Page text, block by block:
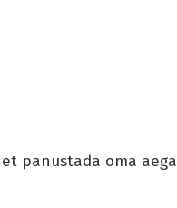
panustada oma aega